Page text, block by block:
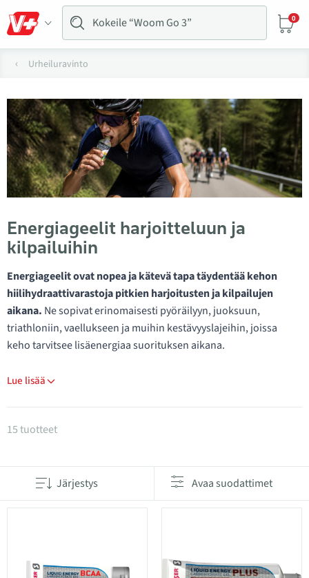
0
Urheiluravinto
Energiageelit harjoitteluun ja
kilpailuihin
Energiageelit ovat nopea ja kätevä tapa täydentää kehon
hiilihydraattivarastoja pitkien harjoitusten ja kilpailujen
aikana. Ne sopivat erinomaisesti pyöräilyyn, juoksuun,
triathloniin, vaellukseen ja muihin kestävyyslajeihin, joissa
keho tarvitsee lisäenergiaa suorituksen aikana.
Lue lisää
Tuotteet kategoriassa Energiageelit
15 tuotteet
Järjestys Avaa suodattimet